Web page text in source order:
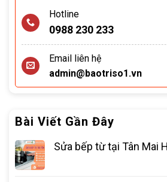
Hotline
0988 230 233
Email liên hệ
admin@baotriso1.vn
Bài Viết Gần Đây
Sửa bếp từ tại Tân Mai